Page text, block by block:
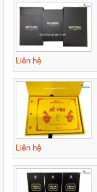
Liên hệ
Liên hệ